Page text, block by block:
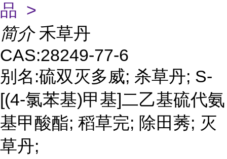
品 >
简介 禾草丹
CAS:28249-77-6
别名:硫双灭多威; 杀草丹; S-
[(4-氯苯基)甲基]二乙基硫代氨
基甲酸酯; 稻草完; 除田莠; 灭
草丹;